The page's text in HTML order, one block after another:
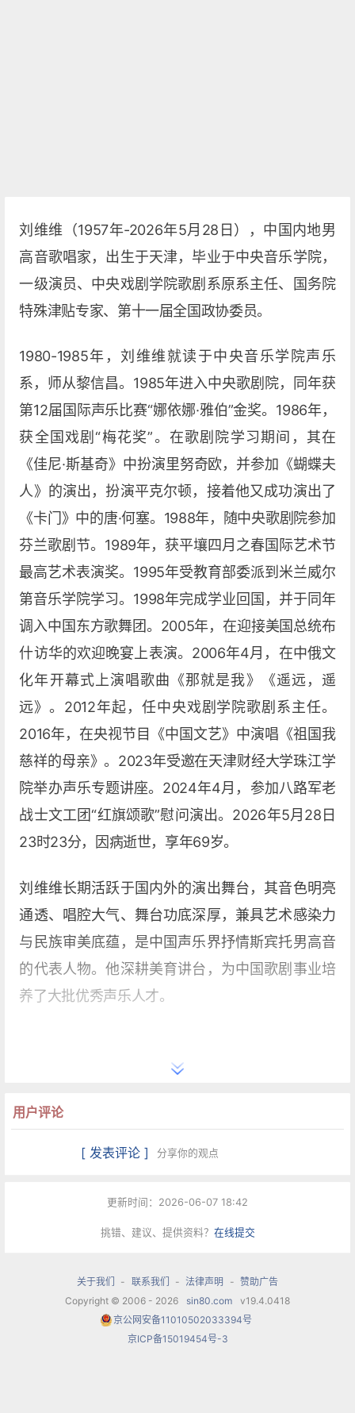
刘维维（1957年-2026年5月28日），中国内地男
高音歌唱家，出生于天津，毕业于中央音乐学院，
一级演员、中央戏剧学院歌剧系原系主任、国务院
特殊津贴专家、第十一届全国政协委员。
1980-1985年，刘维维就读于中央音乐学院声乐
系，师从黎信昌。1985年进入中央歌剧院，同年获
第12届国际声乐比赛“娜依娜·雅伯”金奖。1986年，
获全国戏剧“梅花奖”。在歌剧院学习期间，其在
《佳尼·斯基奇》中扮演里努奇欧，并参加《蝴蝶夫
人》的演出，扮演平克尔顿，接着他又成功演出了
《卡门》中的唐·何塞。1988年，随中央歌剧院参加
芬兰歌剧节。1989年，获平壤四月之春国际艺术节
最高艺术表演奖。1995年受教育部委派到米兰威尔
第音乐学院学习。1998年完成学业回国，并于同年
调入中国东方歌舞团。2005年，在迎接美国总统布
什访华的欢迎晚宴上表演。2006年4月，在中俄文
化年开幕式上演唱歌曲《那就是我》《遥远，遥
远》。2012年起，任中央戏剧学院歌剧系主任。
2016年，在央视节目《中国文艺》中演唱《祖国我
慈祥的母亲》。2023年受邀在天津财经大学珠江学
院举办声乐专题讲座。2024年4月，参加八路军老
战士文工团“红旗颂歌”慰问演出。2026年5月28日
23时23分，因病逝世，享年69岁。
刘维维长期活跃于国内外的演出舞台，其音色明亮
通透、唱腔大气、舞台功底深厚，兼具艺术感染力
与民族审美底蕴，是中国声乐界抒情斯宾托男高音
的代表人物。他深耕美育讲台，为中国歌剧事业培
养了大批优秀声乐人才。
用户评论
[ 发表评论 ] 分享你的观点
更新时间：2026-06-07 18:42
挑错、建议、提供资料？ 在线提交
关于我们 - 联系我们 - 法律声明 - 赞助广告
Copyright © 2006 - 2026
sin80.com
v19.4.0418
京公网安备11010502033394号
京ICP备15019454号-3